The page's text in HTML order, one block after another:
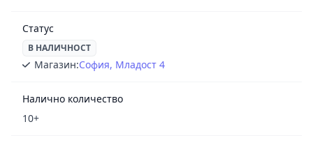
Статус
В НАЛИЧНОСТ
Магазин:София, Младост 4
Налично количество
10+